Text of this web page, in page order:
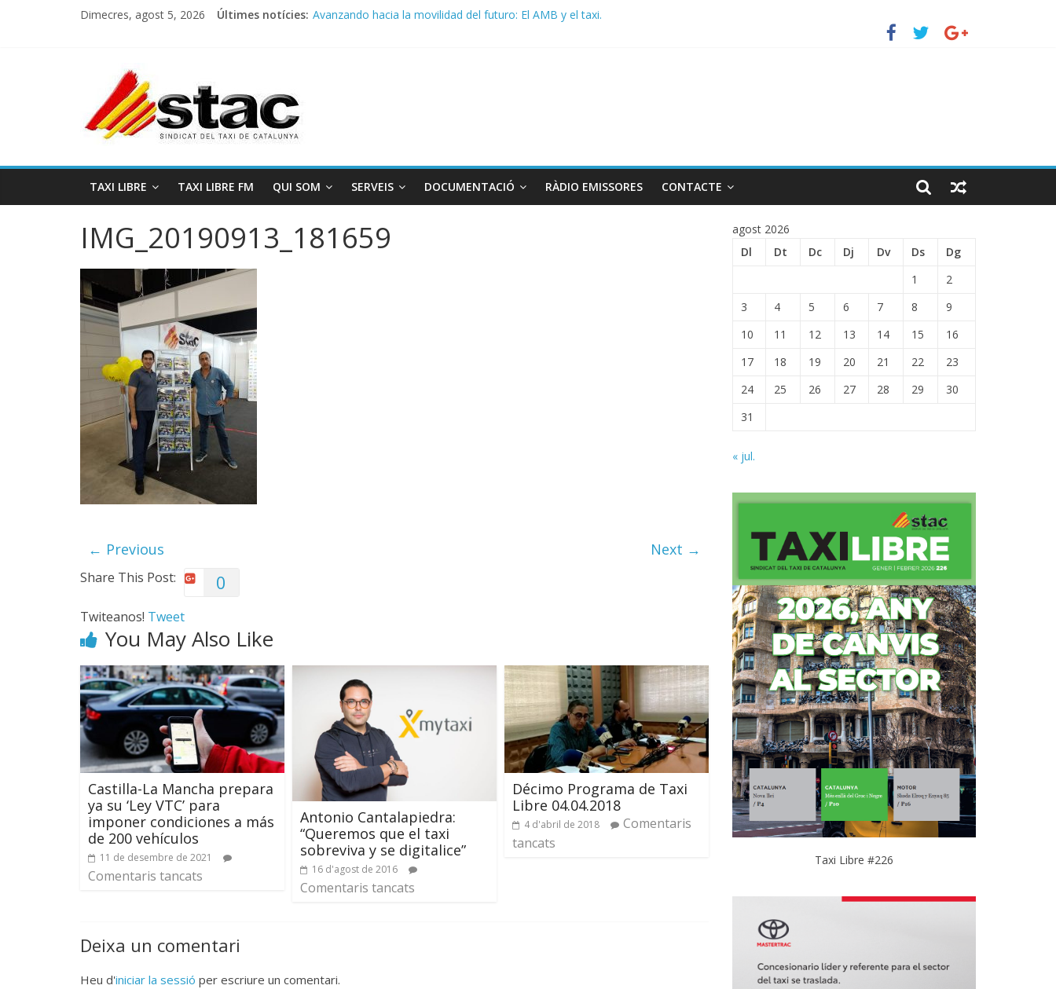
Dimecres, agost 5, 2026 Últimes notícies: Avanzando hacia la movilidad del futuro: El AMB y el taxi.
TAXI LIBRE TAXI LIBRE FM QUI SOM SERVEIS DOCUMENTACIÓ RÀDIO EMISSORES CONTACTE
IMG_20190913_181659
← Previous Next →
Share This Post: 0
Twiteanos! Tweet
You May Also Like
Castilla-La Mancha prepara
ya su ‘Ley VTC’ para
imponer condiciones a más
de 200 vehículos
11 de desembre de 2021
Comentaris tancats
Antonio Cantalapiedra:
“Queremos que el taxi
sobreviva y se digitalice”
16 d'agost de 2016
Comentaris tancats
Décimo Programa de Taxi
Libre 04.04.2018
4 d'abril de 2018
Comentaris
tancats
Deixa un comentari
Heu d'iniciar la sessió per escriure un comentari.
agost 2026
Dl
Dt Dc Dj Dv Ds
Dg
1
2
3
4 5 6 7 8
9
10
11 12 13 14 15
16
17
18 19 20 21 22
23
24
25 26 27 28 29
30
31
« jul.
Taxi Libre #226